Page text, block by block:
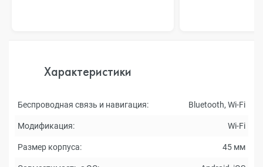
Характеристики
Беспроводная связь и навигация: Bluetooth, Wi-Fi
Модификация: Wi-Fi
Размер корпуса: 45 мм